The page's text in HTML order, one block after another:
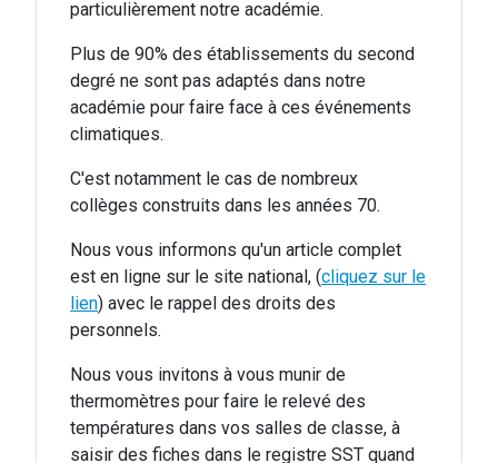
particulièrement notre académie.
Plus de 90% des établissements du second
degré ne sont pas adaptés dans notre
académie pour faire face à ces événements
climatiques.
C'est notamment le cas de nombreux
collèges construits dans les années 70.
Nous vous informons qu'un article complet
est en ligne sur le site national, (cliquez sur le
lien) avec le rappel des droits des
personnels.
Nous vous invitons à vous munir de
thermomètres pour faire le relevé des
températures dans vos salles de classe, à
saisir des fiches dans le registre SST quand